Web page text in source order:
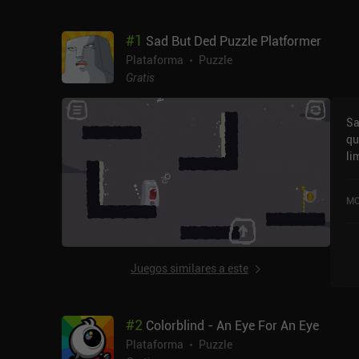
#1 Sad But Ded Puzzle Platformer
Plataforma
Puzzle
Gratis
Juegos similares a este
#2 Colorblind - An Eye For An Eye
Plataforma
Puzzle